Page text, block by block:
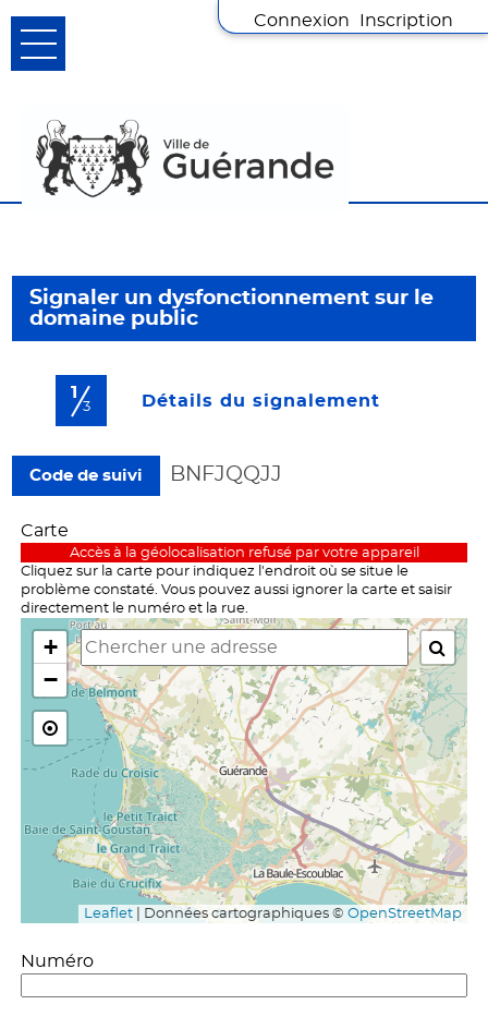
Connexion
Inscription
Ma ville
Mes loisirs
Mes demandes
Mon profil
Signaler un dysfonctionnement sur le
domaine public
Code de suivi BNFJQQJJ
1
3 Détails du signalement(étape
Carte
Accès à la géolocalisation refusé par votre appareil
Cliquez sur la carte pour indiquez l'endroit où se situe le
problème constaté. Vous pouvez aussi ignorer la carte et saisir
directement le numéro et la rue.
+
−


Leaflet Données cartographiques © OpenStreetMap
Numéro